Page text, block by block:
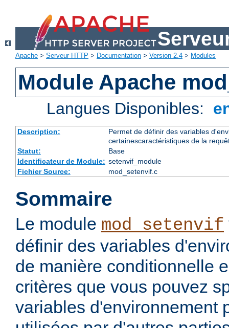
Apache > Serveur HTTP > Documentation > Version 2.4 > Modules
Module Apache
Langues Disponibles:
Description:
Permet de définir des variables
certainescaractéristiques de la
Statut:
Base
Identificateur de Module: setenvif_module
Fichier Source:
mod_setenvif.c
Sommaire
Le module mod_setenvif
définir des variables
de manière conditionnelle
critères que vous pouvez
variables d'environnement